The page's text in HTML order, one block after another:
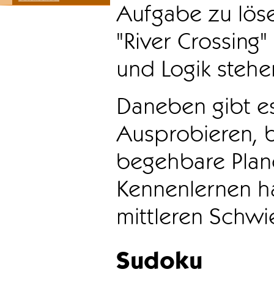
Aufgabe zu
"River
und Logik
Daneben gibt
Ausprobieren,
begehbare
Kennenlernen
mittleren
Sudoku